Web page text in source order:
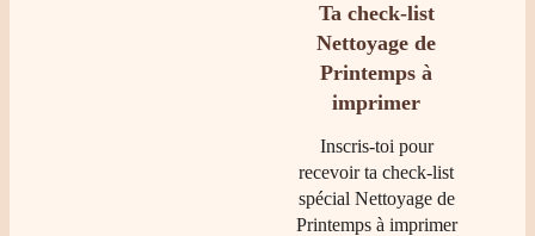
Ta check-list
Nettoyage de
Printemps à
imprimer
Inscris-toi pour
recevoir ta check-list
spécial Nettoyage de
Printemps à imprimer